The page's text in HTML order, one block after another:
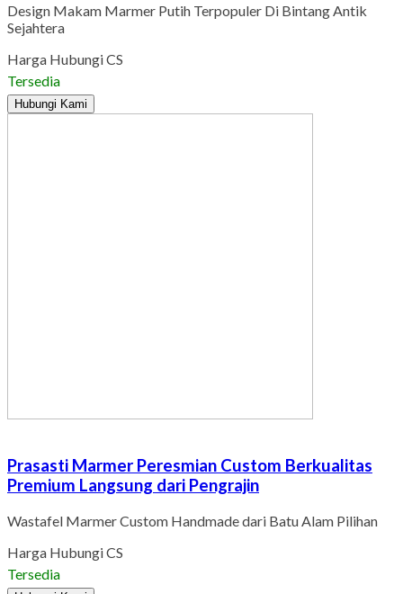
Design Makam Marmer Putih Terpopuler Di Bintang Antik
Sejahtera
Harga Hubungi CS
Tersedia
Hubungi Kami
Prasasti Marmer Peresmian Custom Berkualitas
Premium Langsung dari Pengrajin
Wastafel Marmer Custom Handmade dari Batu Alam Pilihan
Harga Hubungi CS
Tersedia